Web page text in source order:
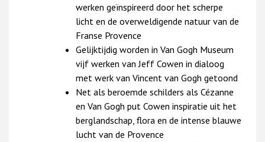
werken geïnspireerd door het scherpe
licht en de overweldigende natuur van de
Franse Provence
Gelijktijdig worden in Van Gogh Museum
vijf werken van Jeff Cowen in dialoog
met werk van Vincent van Gogh getoond
Net als beroemde schilders als Cézanne
en Van Gogh put Cowen inspiratie uit het
berglandschap, flora en de intense blauwe
lucht van de Provence